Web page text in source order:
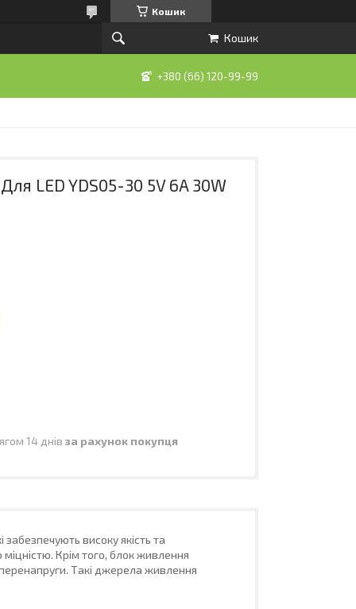
Кошик
Кошик
+380 (66) 120-99-99
LED YDS05-30 5V 6A 30W
14 днів за рахунок покупця
високу якість та
міцністю. Крім того, блок живлення
Такі джерела живлення